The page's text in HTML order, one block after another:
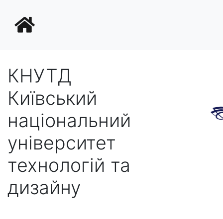
КНУТД
Київський
національний
університет
технологій та
дизайну